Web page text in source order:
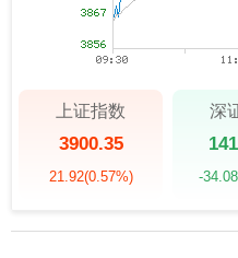
上证指数
3900.35
21.92(0.57%)
深
-34.08